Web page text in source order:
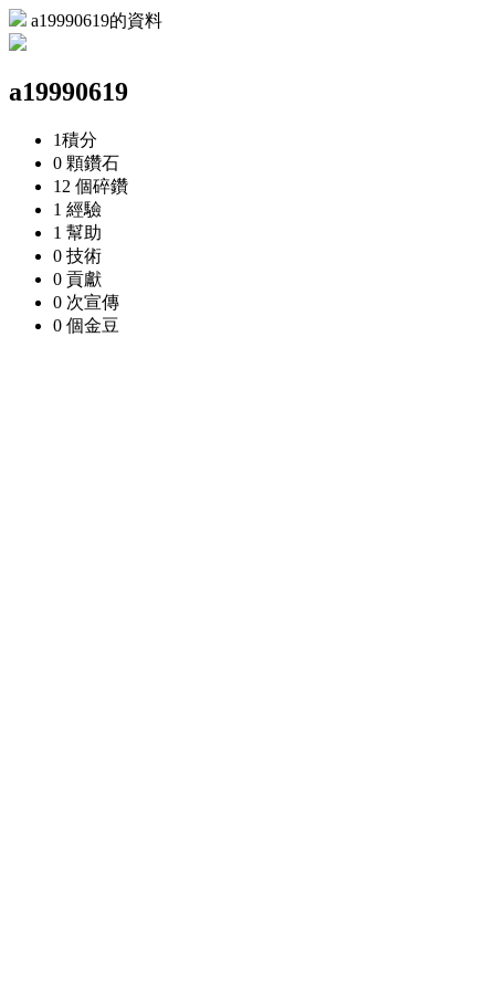
a19990619的資料
a19990619
1積分
0 顆鑽石
12 個碎鑽
1 經驗
1 幫助
0 技術
0 貢獻
0 次宣傳
0 個金豆